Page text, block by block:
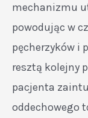
mechanizmu
powodując w
pęcherzyków i
resztą kolejny
pacjenta
oddechowego